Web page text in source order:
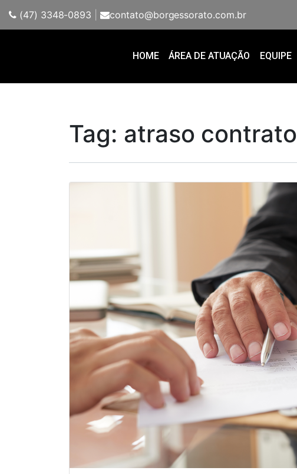
(47) 3348-0893 | contato@borgessorato.com.br
HOME ÁREA DE ATUAÇÃO EQUIPE
Tag: atraso contrato